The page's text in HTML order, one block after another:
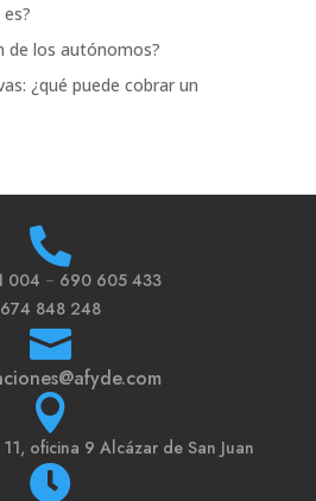
de los autónomos?
¿qué puede cobrar un

004 – 690 605 433
674 848 248


oficina 9 Alcázar de San Juan
